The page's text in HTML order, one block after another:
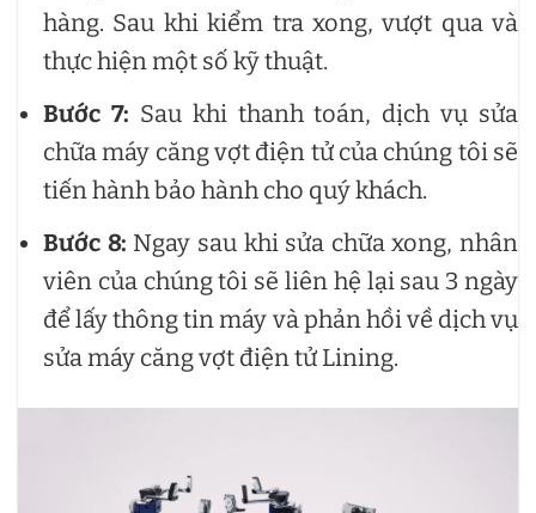
hàng. Sau khi kiểm tra xong, vượt qua và
thực hiện một số kỹ thuật.
Bước 7: Sau khi thanh toán, dịch vụ sửa
chữa máy căng vợt điện tử của chúng tôi sẽ
tiến hành bảo hành cho quý khách.
Bước 8: Ngay sau khi sửa chữa xong, nhân
viên của chúng tôi sẽ liên hệ lại sau 3 ngày
để lấy thông tin máy và phản hồi về dịch vụ
sửa máy căng vợt điện tử Lining.